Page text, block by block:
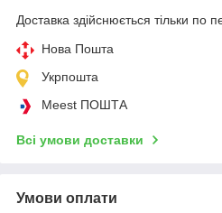
Доставка здійснюється тільки по
Нова Пошта
Укрпошта
Meest ПОШТА
Всі умови доставки
Умови оплати